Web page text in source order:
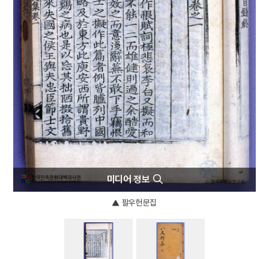
6 보병 정위 예복
7 부위
8 서경천도론
9 소백산 비로사
10 송곡대학교
미디어 정보
팔우헌문집